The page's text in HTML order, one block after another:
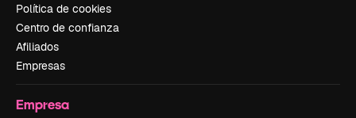
Política de cookies
Centro de confianza
Afiliados
Empresas
Empresa